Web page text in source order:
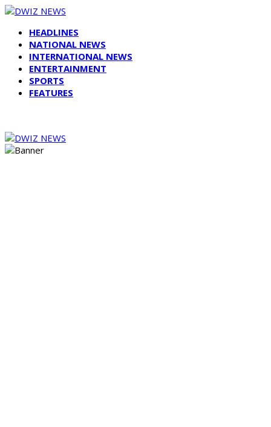
HEADLINES
NATIONAL NEWS
INTERNATIONAL NEWS
ENTERTAINMENT
SPORTS
FEATURES